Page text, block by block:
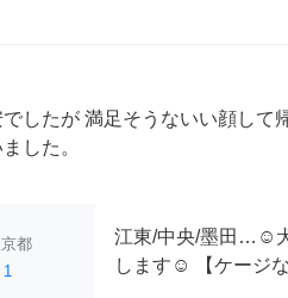
したが 満足そうないい顔して
した。
都
1
江東/中央/墨田…☺︎
します☺︎ 【ケージな